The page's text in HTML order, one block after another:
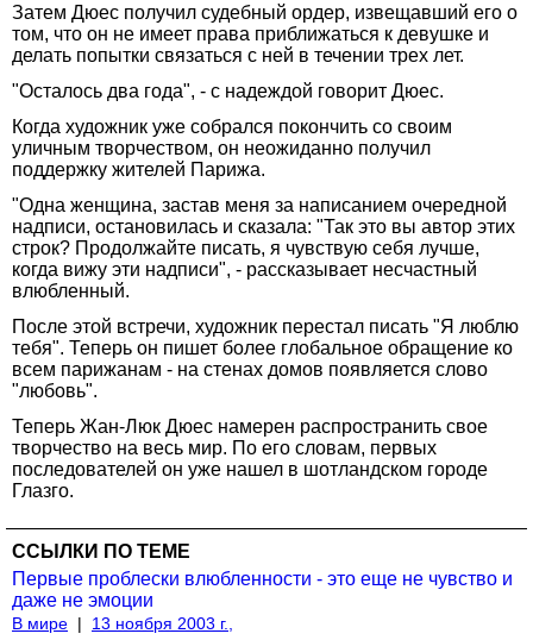
Затем Дюес получил судебный ордер, извещавший его о
том, что он не имеет права приближаться к девушке и
делать попытки связаться с ней в течении трех лет.
"Осталось два года", - с надеждой говорит Дюес.
Когда художник уже собрался покончить со своим
уличным творчеством, он неожиданно получил
поддержку жителей Парижа.
"Одна женщина, застав меня за написанием очередной
надписи, остановилась и сказала: "Так это вы автор этих
строк? Продолжайте писать, я чувствую себя лучше,
когда вижу эти надписи", - рассказывает несчастный
влюбленный.
После этой встречи, художник перестал писать "Я люблю
тебя". Теперь он пишет более глобальное обращение ко
всем парижанам - на стенах домов появляется слово
"любовь".
Теперь Жан-Люк Дюес намерен распространить свое
творчество на весь мир. По его словам, первых
последователей он уже нашел в шотландском городе
Глазго.
ССЫЛКИ ПО ТЕМЕ
Первые проблески влюбленности - это еще не чувство и
даже не эмоции
В мире | 13 ноября 2003 г.,